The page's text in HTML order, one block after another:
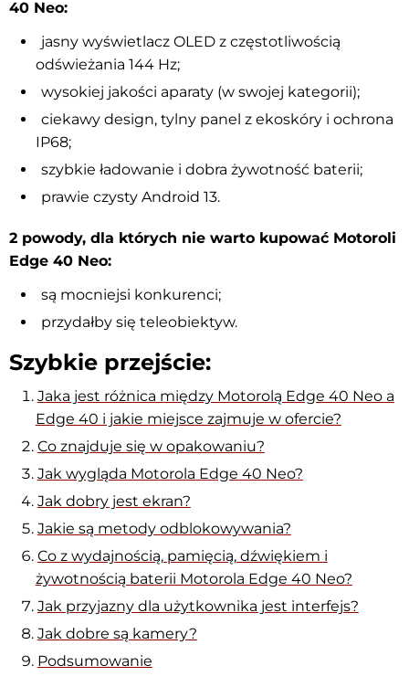
40 Neo:
jasny wyświetlacz OLED z częstotliwością
odświeżania 144 Hz;
wysokiej jakości aparaty (w swojej kategorii);
ciekawy design, tylny panel z ekoskóry i ochrona
IP68;
szybkie ładowanie i dobra żywotność baterii;
prawie czysty Android 13.
2 powody, dla których nie warto kupować Motoroli
Edge 40 Neo:
są mocniejsi konkurenci;
przydałby się teleobiektyw.
Szybkie przejście:
Jaka jest różnica między Motorolą Edge 40 Neo a
Edge 40 i jakie miejsce zajmuje w ofercie?
Co znajduje się w opakowaniu?
Jak wygląda Motorola Edge 40 Neo?
Jak dobry jest ekran?
Jakie są metody odblokowywania?
Co z wydajnością, pamięcią, dźwiękiem i
żywotnością baterii Motorola Edge 40 Neo?
Jak przyjazny dla użytkownika jest interfejs?
Jak dobre są kamery?
Podsumowanie